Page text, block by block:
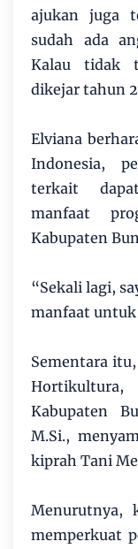
ajukan juga
sudah ada
Kalau tidak
dikejar tahun
Elviana
Indonesia,
terkait
manfaat
Kabupaten
“Sekali lagi,
manfaat untuk
Sementara
Kabupaten
M.Si.,
kiprah Tani
Menurutnya,
memperkuat